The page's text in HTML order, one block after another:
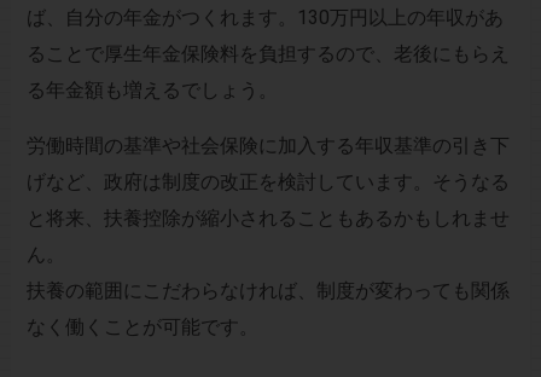
ば、自分の年金がつくれます。130万円以上の年収があ
ることで厚生年金保険料を負担するので、老後にもらえ
る年金額も増えるでしょう。
労働時間の基準や社会保険に加入する年収基準の引き下
げなど、政府は制度の改正を検討しています。そうなる
と将来、扶養控除が縮小されることもあるかもしれませ
ん。
扶養の範囲にこだわらなければ、制度が変わっても関係
なく働くことが可能です。